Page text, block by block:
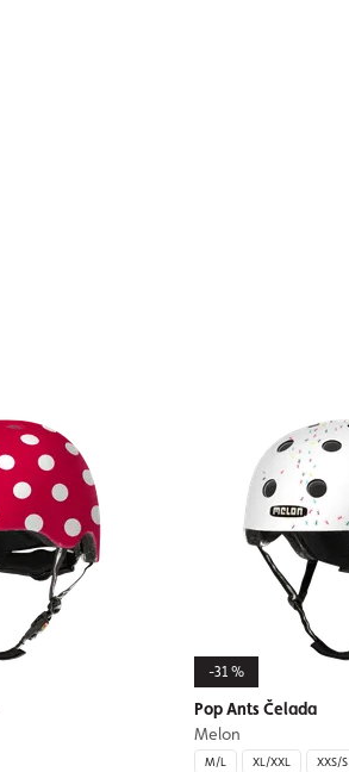
-31 %
Pop Ants Čelada
Melon
M/L XL/XXL XXS/S